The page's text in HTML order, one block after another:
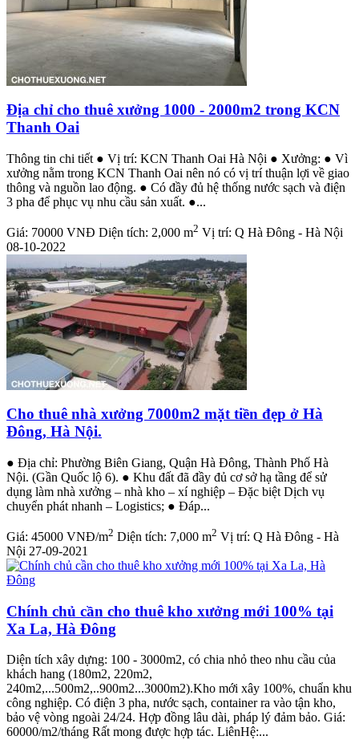
Địa chỉ cho thuê xưởng 1000 - 2000m2 trong KCN
Thanh Oai
Thông tin chi tiết ● Vị trí: KCN Thanh Oai Hà Nội ● Xưởng: ● Vì
xưởng nằm trong KCN Thanh Oai nên nó có vị trí thuận lợi về giao
thông và nguồn lao động. ● Có đầy đủ hệ thống nước sạch và điện
3 pha để phục vụ nhu cầu sản xuất. ●...
Giá: 70000 VNĐ Diện tích: 2,000 m2 Vị trí: Q Hà Đông - Hà Nội
08-10-2022
Cho thuê nhà xưởng 7000m2 mặt tiền đẹp ở Hà
Đông, Hà Nội.
● Địa chỉ: Phường Biên Giang, Quận Hà Đông, Thành Phố Hà
Nội. (Gần Quốc lộ 6). ● Khu đất đã đầy đủ cơ sở hạ tầng để sử
dụng làm nhà xưởng – nhà kho – xí nghiệp – Đặc biệt Dịch vụ
chuyển phát nhanh – Logistics; ● Đáp...
Giá: 45000 VNĐ/m2 Diện tích: 7,000 m2 Vị trí: Q Hà Đông - Hà
Nội 27-09-2021
Chính chủ cần cho thuê kho xưởng mới 100% tại
Xa La, Hà Đông
Diện tích xây dựng: 100 - 3000m2, có chia nhỏ theo nhu cầu của
khách hang (180m2, 220m2,
240m2,...500m2,..900m2...3000m2).Kho mới xây 100%, chuẩn khu
công nghiệp. Có điện 3 pha, nước sạch, container ra vào tận kho,
bảo vệ vòng ngoài 24/24. Hợp đồng lâu dài, pháp lý đảm bảo. Giá:
60000/m2/tháng Rất mong được hợp tác. LiênHệ:...